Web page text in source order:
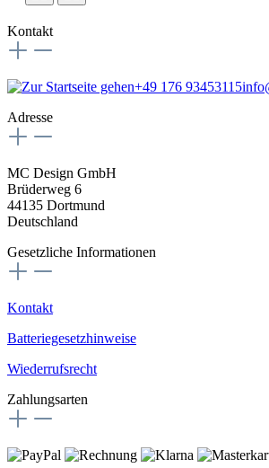
Kontakt
+49 176 93453115
Adresse
MC Design GmbH
Brüderweg 6
44135 Dortmund
Deutschland
Gesetzliche Informationen
Kontakt
Batteriegesetzhinweise
Wiederrufsrecht
Zahlungsarten